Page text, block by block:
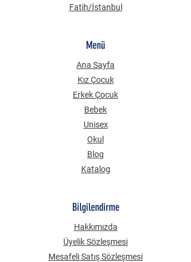
Fatih/İstanbul
Menü
Ana Sayfa
Kız Çocuk
Erkek Çocuk
Bebek
Unisex
Okul
Blog
Katalog
Bilgilendirme
Hakkımızda
Üyelik Sözleşmesi
Mesafeli Satış Sözleşmesi